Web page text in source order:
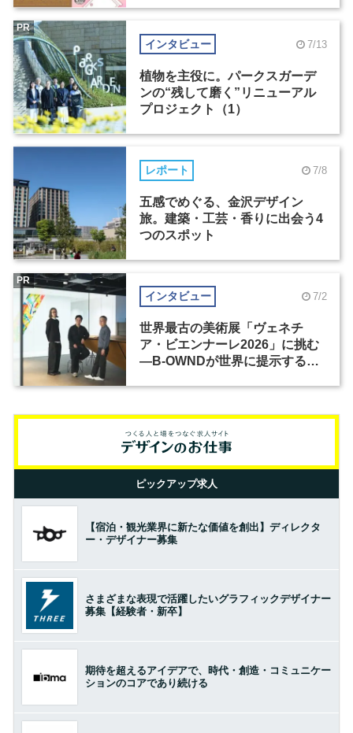
インタビュー 7/13
植物を主役に。パークスガーデ
ンの“残して磨く”リニューアル
プロジェクト（1）
PR
レポート 7/8
五感でめぐる、金沢デザイン
旅。建築・工芸・香りに出会う4
つのスポット
インタビュー 7/2
世界最古の美術展「ヴェネチ
ア・ビエンナーレ2026」に挑む
―B-OWNDが世界に提示する美
PR
ピックアップ求人
【宿泊・観光業界に新たな価値を創出】ディレクタ
ー・デザイナー募集
さまざまな表現で活躍したいグラフィックデザイナー
募集【経験者・新卒】
期待を超えるアイデアで、時代・創造・コミュニケー
ションのコアであり続ける